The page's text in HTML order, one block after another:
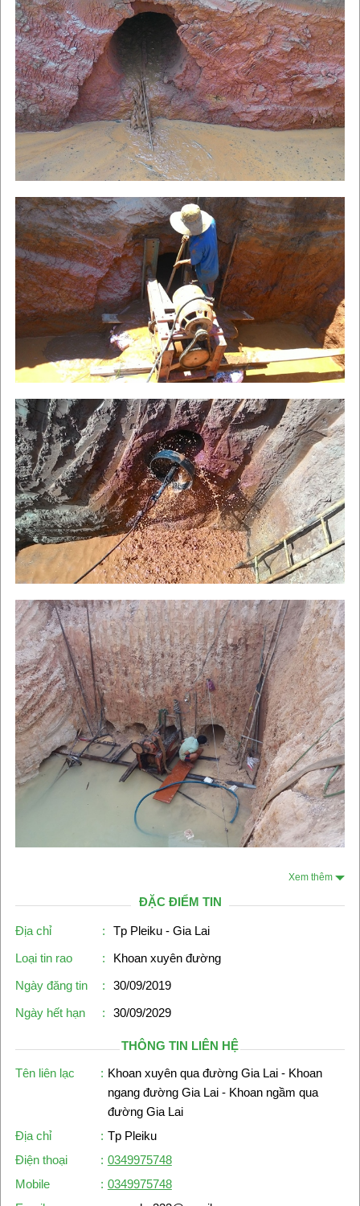
Xem thêm
ĐẶC ĐIỂM TIN
Địa chỉ :
Tp Pleiku - Gia Lai
Loại tin rao
:
Khoan xuyên đường
Ngày đăng tin
:
30/09/2019
Ngày hết hạn
: 30/09/2029
THÔNG TIN LIÊN HỆ
Tên liên lạc
: Khoan xuyên qua đường Gia Lai - Khoan
ngang đường Gia Lai - Khoan ngầm qua
đường Gia Lai
Địa chỉ
: Tp Pleiku
Điện thoại
: 0349975748
Mobile
: 0349975748